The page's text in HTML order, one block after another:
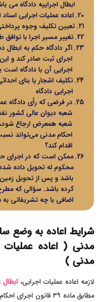
ابطال اجراییه دادگاه می
اعاده عملیات اجرایی اسناد
تعیین تکلیف وجوه
تغییر مسیر اجرا با توافق
اگر دادگاه حکم به ابطال
اجرای ثبت صادر کند و
اجرایی آن با دادگاه است
تکلیف اشجار یا بنای
اجرایی دادگاه
در فرضی که رأی دادگاه
شعبه دیوان عالی کشور
شعبه همعرض ارجاع
احکام مدنی می‌تواند
اقدام کند؟
ممکن است که در اجرای
محکوم له تحویل داده
باشد و پس از تحویل
کرده باشد. سؤالی که
اضافی با چه تشریفاتی
شرایط اعاده به وضع
مدنی ( اعاده عملیات
مدنی )
لازمه اعاده عملیات اجرایی، ابطال
مطابق ماده ۳۹ قانون